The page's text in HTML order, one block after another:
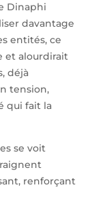
Dinaphi
davantage
entités, ce
et alourdirait
déjà
tension,
qui fait la
se voit
renforçant